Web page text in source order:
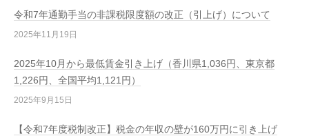
令和7年通勤手当の非課税限度額の改正（引上げ）について
2025年11月19日
2025年10月から最低賃金引き上げ（香川県1,036円、東京都
1,226円、全国平均1,121円）
2025年9月15日
【令和7年度税制改正】税金の年収の壁が160万円に引き上げ